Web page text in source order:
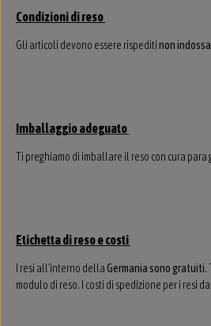
Condizioni di reso
Gli articoli devono essere rispeditinon
Imballaggio adeguato
Ti preghiamo di imballare il reso con cura
Etichetta di reso e costi
I resi all'interno dellaGermania sono gratuiti.
modulo di reso. I costi di spedizione per i resi